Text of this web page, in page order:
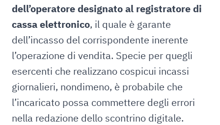
dell’operatore designato al registratore di
cassa elettronico, il quale è garante
dell’incasso del corrispondente inerente
l’operazione di vendita. Specie per quegli
esercenti che realizzano cospicui incassi
giornalieri, nondimeno, è probabile che
l’incaricato possa commettere degli errori
nella redazione dello scontrino digitale.